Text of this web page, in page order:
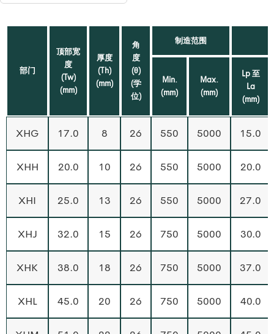
部门
顶部宽
度
(Tw)
(mm)
厚度
(Th)
(mm)
角
度
(θ)
(学
位)
制造范围
Min.
(mm)
Max.
(mm)
Lp 至
La
(mm)
XHG 17.0 8 26 550 5000 15.0
XHH 20.0 10 26 550 5000 20.0
XHI 25.0 13 26 550 5000 27.0
XHJ 32.0 15 26 750 5000 30.0
XHK 38.0 18 26 750 5000 37.0
XHL 45.0 20 26 750 5000 40.0